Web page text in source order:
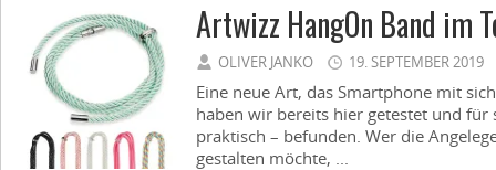
Artwizz HangOn Band im
OLIVER JANKO 19. SEPTEMBER 2019
Eine neue Art, das Smartphone mit
haben wir bereits hier getestet und für
praktisch – befunden. Wer die
gestalten möchte, ...